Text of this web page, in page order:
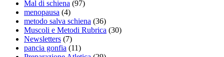
Mal di schiena (97)
menopausa (4)
metodo salva schiena (36)
Muscoli e Metodi Rubrica (30)
Newsletters (7)
pancia gonfia (11)